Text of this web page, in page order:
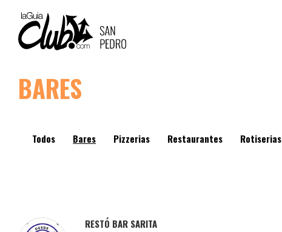
contenido
MAIN
NAVIGATION
BARES
Todos Bares Pizzerias Restaurantes Rotiserias
RESTÓ BAR SARITA